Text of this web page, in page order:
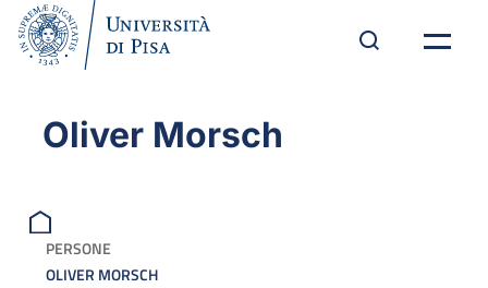
Oliver Morsch
PERSONE
OLIVER MORSCH